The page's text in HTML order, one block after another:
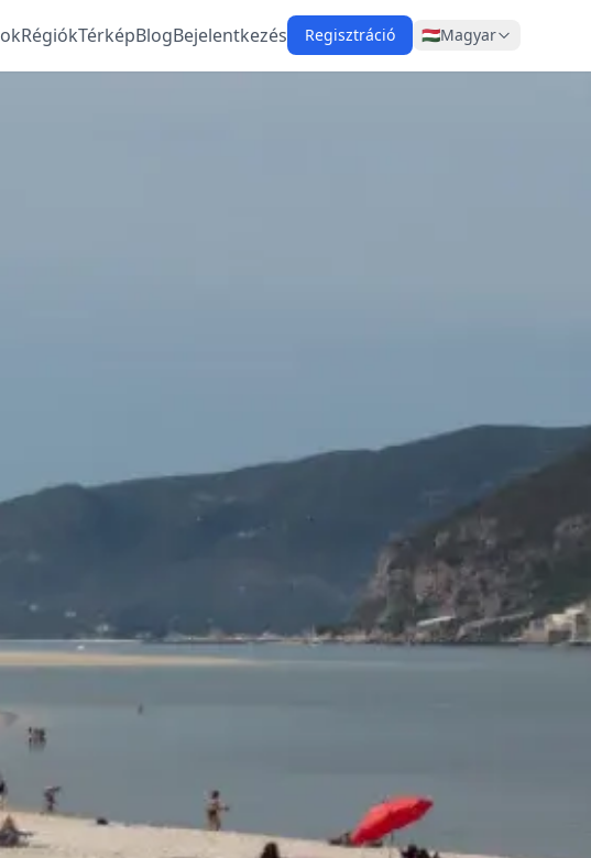
RégiókTérképBlogBejelentkezés Regisztráció 🇭🇺Magyar